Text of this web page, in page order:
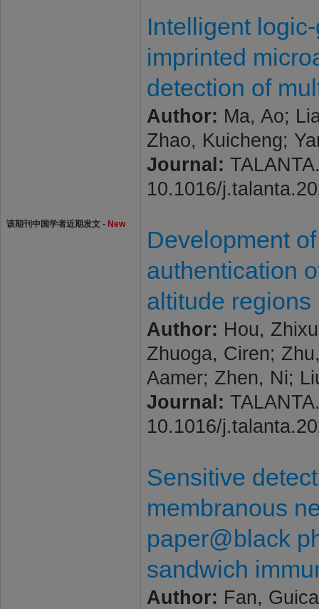
该期刊中国学者近期发文 - New
Intelligent
imprinted
detection of
Author: Ma, Ao;
Zhao, Kuicheng;
Journal:
10.1016/
Development
authentication
altitude regions
Author: Hou,
Zhuoga, Ciren;
Aamer; Zhen, Ni;
Journal:
10.1016/
Sensitive
membranous
paper@black
sandwich
Author: Fan,